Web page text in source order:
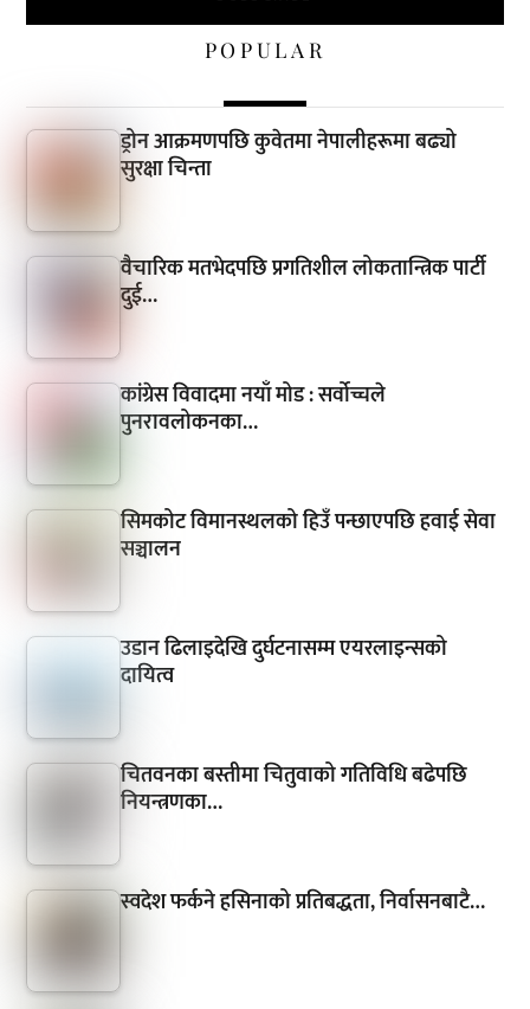
POPULAR
ड्रोन आक्रमणपछि कुवेतमा नेपालीहरूमा बढ्यो
सुरक्षा चिन्ता
वैचारिक मतभेदपछि प्रगतिशील लोकतान्त्रिक पार्टी
दुई…
कांग्रेस विवादमा नयाँ मोड : सर्वोच्चले
पुनरावलोकनका…
सिमकोट विमानस्थलको हिउँ पन्छाएपछि हवाई सेवा
सञ्चालन
उडान ढिलाइदेखि दुर्घटनासम्म एयरलाइन्सको
दायित्व
चितवनका बस्तीमा चितुवाको गतिविधि बढेपछि
नियन्त्रणका…
स्वदेश फर्कने हसिनाको प्रतिबद्धता, निर्वासनबाटै…